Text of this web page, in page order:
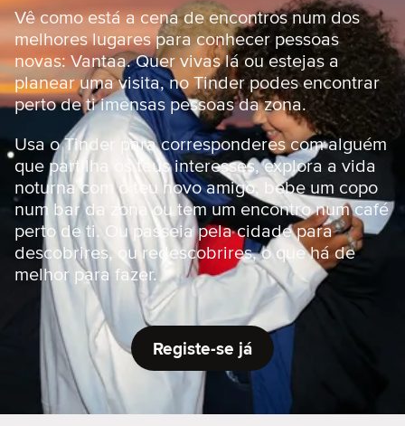
a
l
d
o
T
i
n
d
e
r
Vê como está a cena de encontros num dos
melhores lugares para conhecer pessoas
novas: Vantaa. Quer vivas lá ou estejas a
planear uma visita, no Tinder podes encontrar
perto de ti imensas pessoas da zona.
Usa o Tinder para corresponderes com alguém
que partilha os teus interesses, explora a vida
noturna com o teu novo amigo, bebe um copo
num bar da zona ou tem um encontro num café
perto de ti. Ou passeia pela cidade para
descobrires, ou redescobrires, o que há de
melhor para fazer.
Registe-se já